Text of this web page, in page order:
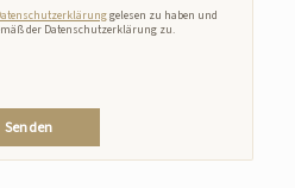
gelesen zu haben und
der Datenschutzerklärung zu.